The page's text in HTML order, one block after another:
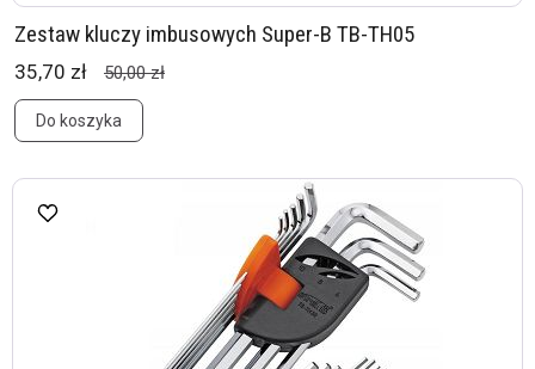
Zestaw kluczy imbusowych Super-B TB-TH05
35,70 zł 50,00 zł
Do koszyka